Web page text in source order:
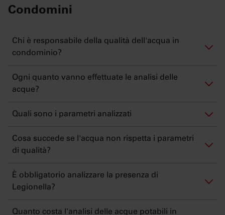
Condomini
Chi è responsabile della qualità dell'acqua in
condominio?
Ogni quanto vanno effettuate le analisi delle
acque?
Quali sono i parametri analizzati
Cosa succede se l'acqua non rispetta i parametri
di qualità?
È obbligatorio analizzare la presenza di
Legionella?
Quanto costa l'analisi delle acque potabili in